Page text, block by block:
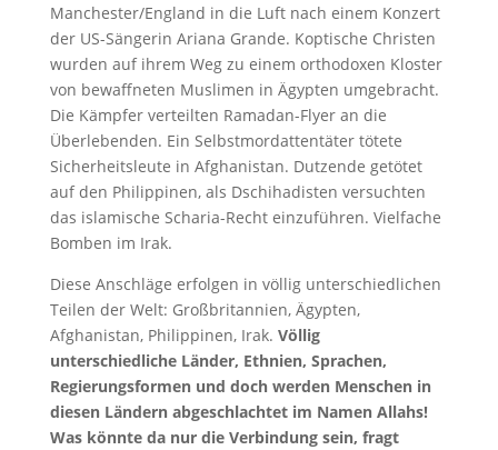
Manchester/England in die Luft nach einem Konzert
der US-Sängerin Ariana Grande. Koptische Christen
wurden auf ihrem Weg zu einem orthodoxen Kloster
von bewaffneten Muslimen in Ägypten umgebracht.
Die Kämpfer verteilten Ramadan-Flyer an die
Überlebenden. Ein Selbstmordattentäter tötete
Sicherheitsleute in Afghanistan. Dutzende getötet
auf den Philippinen, als Dschihadisten versuchten
das islamische Scharia-Recht einzuführen. Vielfache
Bomben im Irak.
Diese Anschläge erfolgen in völlig unterschiedlichen
Teilen der Welt: Großbritannien, Ägypten,
Afghanistan, Philippinen, Irak. Völlig
unterschiedliche Länder, Ethnien, Sprachen,
Regierungsformen und doch werden Menschen in
diesen Ländern abgeschlachtet im Namen Allahs!
Was könnte da nur die Verbindung sein, fragt